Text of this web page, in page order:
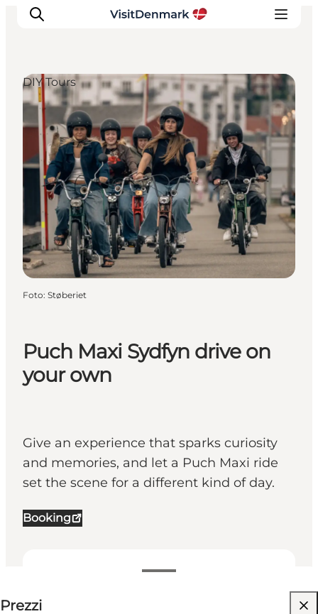
Ispirazioni
Dove andare
Cosa fare
Dove dormire
Pianifica il viaggio
Puch Maxi Sydfyn drive on
your own
Give an experience that sparks curiosity
and memories, and let a Puch Maxi ride
set the scene for a different kind of day.
Booking
Prezzo su richiesta
Prezzi
DIY Tours
Foto: Støberiet